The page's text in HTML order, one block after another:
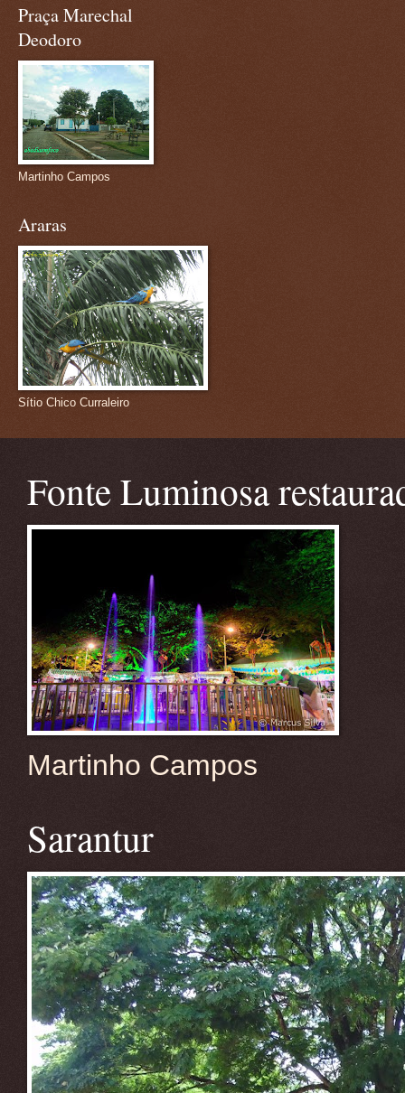
Praça Marechal
Deodoro
Martinho Campos
Araras
Sítio Chico Curraleiro
Fonte Luminosa
Martinho Campos
Sarantur